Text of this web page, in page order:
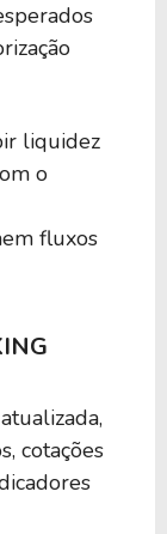
liquidez
o
fluxos
cotações